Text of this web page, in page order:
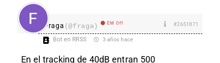
Fraga (@fraga) EM Off #2651871
Bot en RRSS 3 años hace
En el tracking de 40dB entran 500